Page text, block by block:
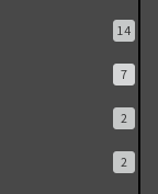
14
7
2
2